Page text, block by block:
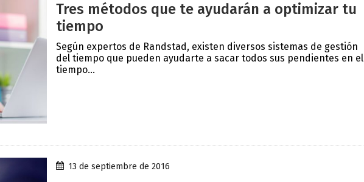
Tres métodos que te ayudarán a optimizar tu
tiempo
Según expertos de Randstad, existen diversos sistemas de gestión
del tiempo que pueden ayudarte a sacar todos sus pendientes en el
tiempo...
13 de septiembre de 2016